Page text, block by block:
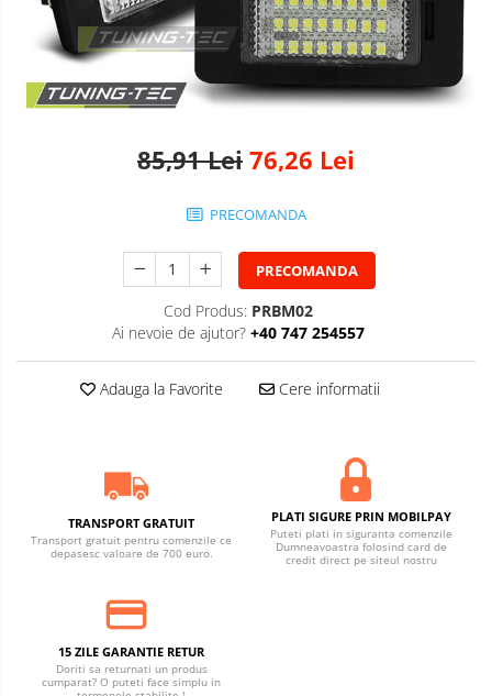
85,91 Lei 76,26 Lei
PRECOMANDA
PRECOMANDA
Cod Produs: PRBM02
Ai nevoie de ajutor? +40 747 254557
Adauga la Favorite Cere informatii
TRANSPORT GRATUIT
Transport gratuit pentru comenzile ce
depasesc valoare de 700 euro.
PLATI SIGURE PRIN MOBILPAY
Puteti plati in siguranta comenzile
Dumneavoastra folosind card de
credit direct pe siteul nostru
15 ZILE GARANTIE RETUR
Doriti sa returnati un produs
cumparat? O puteti face simplu in